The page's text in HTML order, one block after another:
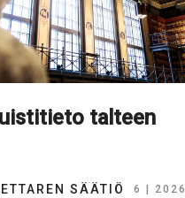
talteen
SÄÄTIÖ 6 | 2026